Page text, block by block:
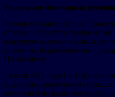
Раскрытие потенциала
Регион Большого залива
стремящийся стать
кластером мирового класса,
проектом, разработанным и
Цзиньпином.
1 июля 2017 года Си Цзиньпин
подписания рамочного
комиссией по развитию и